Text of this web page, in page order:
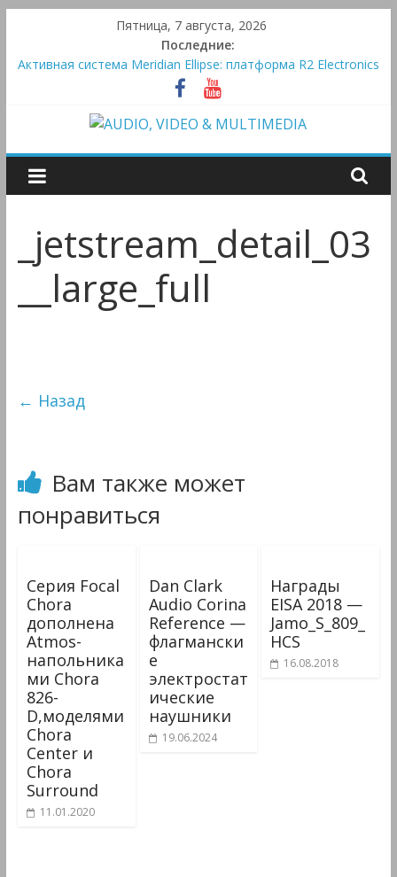
content
Пятница, 7 августа, 2026
Последние:
Victrola Automatic — традиционный виниловый автомат,
дополненный Bluetooth
Активная система Meridian Ellipse: платформа R2 Electronics
Bluetooth-колонки Marshall Emberton III и Willen II:
Преамп Schiit Saga 2: лестничная громкость, пассивный или
активный класс А
AUDIO,
VIDEO
&
MULTIMEDIA
Мультимедиа
_jetstream_detail_03
__large_full
← Назад
Вам также может
понравиться
Серия Focal
Chora
дополнена
Atmos-
напольника
ми Chora
826-
D,моделями
Chora
Center и
Chora
Surround
11.01.2020
Dan Clark
Audio Corina
Reference —
флагмански
е
электростат
ические
наушники
19.06.2024
Награды
EISA 2018 —
Jamo_S_809_
HCS
16.08.2018